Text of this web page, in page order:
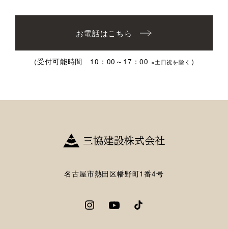
お電話はこちら
（受付可能時間 10：00～17：00 ※土日祝を除く ）
名古屋市熱田区幡野町1番4号